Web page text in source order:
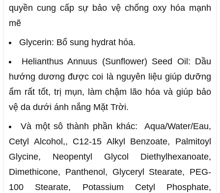
quyền cung cấp sự bảo vệ chống oxy hóa mạnh
mẽ
Glycerin: Bổ sung hydrat hóa.
Helianthus Annuus (Sunflower) Seed Oil: Dầu
hướng dương được coi là nguyên liệu giúp dưỡng
ẩm rất tốt, trị mụn, làm chậm lão hóa và giúp bảo
vệ da dưới ánh nắng Mặt Trời.
Và một sô thành phần khác: Aqua/Water/Eau,
Cetyl Alcohol,, C12-15 Alkyl Benzoate, Palmitoyl
Glycine, Neopentyl Glycol Diethylhexanoate,
Dimethicone, Panthenol, Glyceryl Stearate, PEG-
100 Stearate, Potassium Cetyl Phosphate,